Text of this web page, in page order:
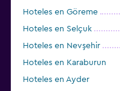
Hoteles en Göreme
Hoteles en Selçuk
Hoteles en Nevşehir
Hoteles en Karaburun
Hoteles en Ayder